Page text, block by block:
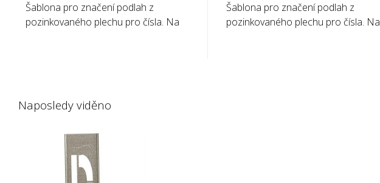
Šablona pro značení podlah z
pozinkovaného plechu pro čísla. Na
Šablona pro značení podlah z
pozinkovaného plechu pro čísla. Na
Naposledy viděno